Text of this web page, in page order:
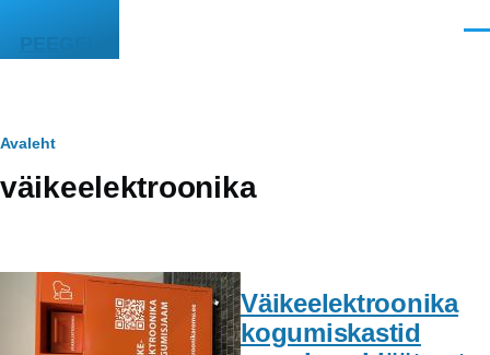
PEEGEL
Leivapuru
Avaleht
väikeelektroonika
Väikeelektroonika
kogumiskastid